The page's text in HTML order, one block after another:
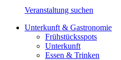
Veranstaltung suchen
Unterkunft & Gastronomie
Frühstücksspots
Unterkunft
Essen & Trinken